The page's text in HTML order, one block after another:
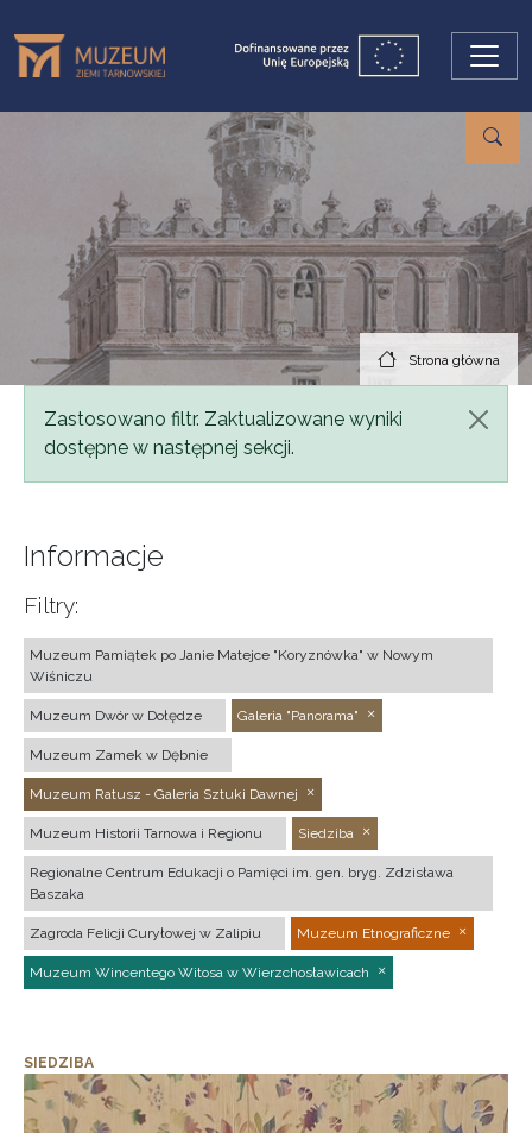
Strona główna
Komunikat
Zastosowano filtr. Zaktualizowane wyniki
dostępne w następnej sekcji.
Informacje
Filtry:
Muzeum Pamiątek po Janie Matejce "Koryznówka" w Nowym
Wiśniczu
Muzeum Dwór w Dołędze Galeria "Panorama"
Muzeum Zamek w Dębnie
Muzeum Ratusz - Galeria Sztuki Dawnej
Muzeum Historii Tarnowa i Regionu Siedziba
Regionalne Centrum Edukacji o Pamięci im. gen. bryg. Zdzisława
Baszaka
Zagroda Felicji Curyłowej w Zalipiu Muzeum Etnograficzne
Muzeum Wincentego Witosa w Wierzchosławicach
SIEDZIBA